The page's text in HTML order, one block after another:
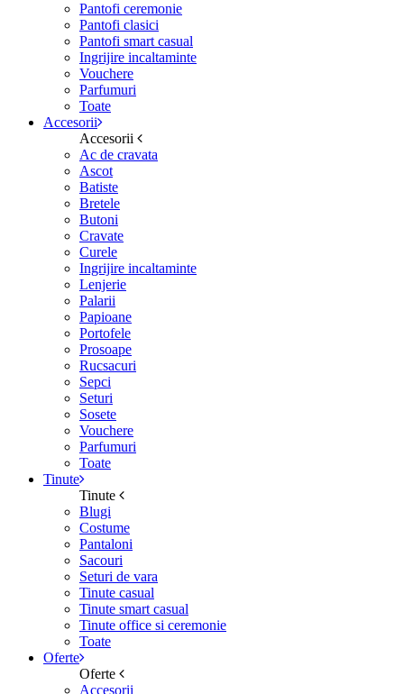
Pantofi ceremonie
Pantofi clasici
Pantofi smart casual
Ingrijire incaltaminte
Vouchere
Parfumuri
Toate
Accesorii
Accesorii
Ac de cravata
Ascot
Batiste
Bretele
Butoni
Cravate
Curele
Ingrijire incaltaminte
Lenjerie
Palarii
Papioane
Portofele
Prosoape
Rucsacuri
Sepci
Seturi
Sosete
Vouchere
Parfumuri
Toate
Tinute
Tinute
Blugi
Costume
Pantaloni
Sacouri
Seturi de vara
Tinute casual
Tinute smart casual
Tinute office si ceremonie
Toate
Oferte
Oferte
Accesorii